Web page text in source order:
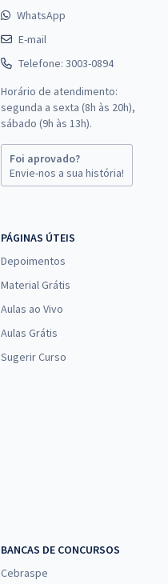
WhatsApp
E-mail
Telefone: 3003-0894
Horário de atendimento:
segunda a sexta (8h às 20h),
sábado (9h às 13h).
Foi aprovado?
Envie-nos a sua história!
PÁGINAS ÚTEIS
Depoimentos
Material Grátis
Aulas ao Vivo
Aulas Grátis
Sugerir Curso
BANCAS DE CONCURSOS
Cebraspe